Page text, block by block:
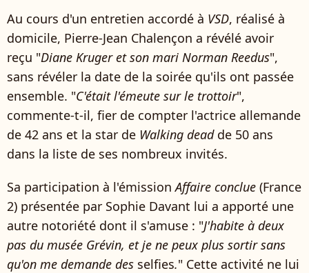
Au cours d'un entretien accordé à VSD, réalisé à
domicile, Pierre-Jean Chalençon a révélé avoir
reçu "Diane Kruger et son mari Norman Reedus",
sans révéler la date de la soirée qu'ils ont passée
ensemble. "C'était l'émeute sur le trottoir",
commente-t-il, fier de compter l'actrice allemande
de 42 ans et la star de Walking deadde 50 ans
dans la liste de ses nombreux invités.
Sa participation à l'émissionAffaire conclue (France
2) présentée par Sophie Davant lui a apporté une
autre notoriété dont il s'amuse : "J'habite à deux
pas du musée Grévin, et je ne peux plus sortir sans
qu'on me demande des selfies." Cette activité ne lui